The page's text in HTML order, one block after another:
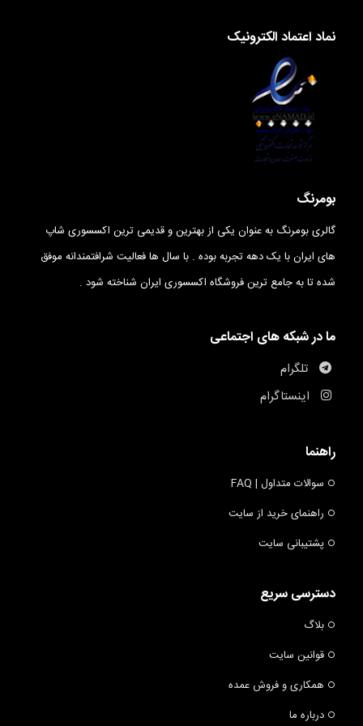
نماد اعتماد الکترونیک
بومرنگ
گالری بومرنگ به عنوان یکی از بهترین و قدیمی ترین اکسسوری شاپ
های ایران با یک دهه تجربه بوده . با سال ها فعالیت شرافتمندانه موفق
شده تا به جامع ترین فروشگاه اکسسوری ایران شناخته شود .
ما در شبکه های اجتماعی
تلگرام
اینستاگرام
راهنما
سوالات متداول | FAQ
راهنمای خرید از سایت
پشتیبانی سایت
دسترسی سریع
بلاگ
قوانین سایت
همکاری و فروش عمده
درباره ما